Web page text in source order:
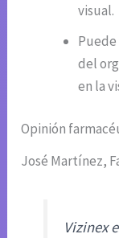
visual.
del
en la
Opinión
José Martínez,
Vizinex